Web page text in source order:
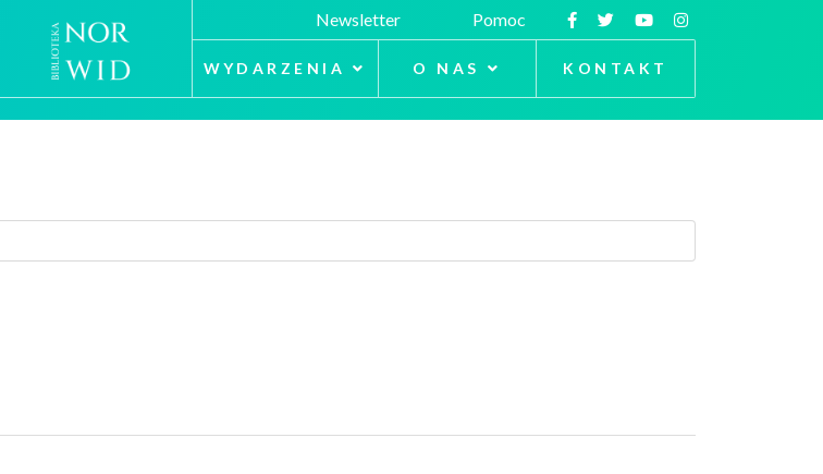
Newsletter Pomoc
WYDARZENIA O NAS KONTAKT